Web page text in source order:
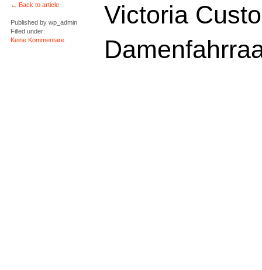
← Back to article
Published bywp_admin
Filled under:
Keine Kommentare
Victoria